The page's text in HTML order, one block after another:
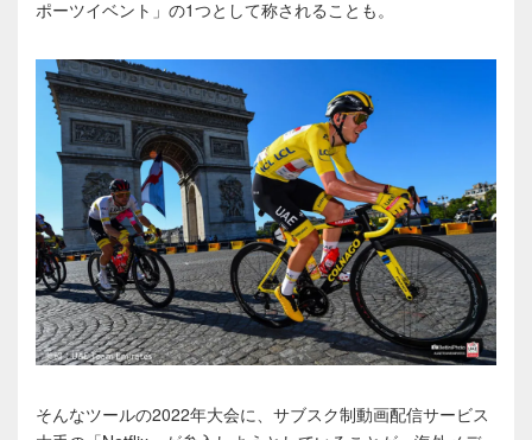
ポーツイベント」の1つとして称されることも。
そんなツールの2022年大会に、サブスク制動画配信サービス